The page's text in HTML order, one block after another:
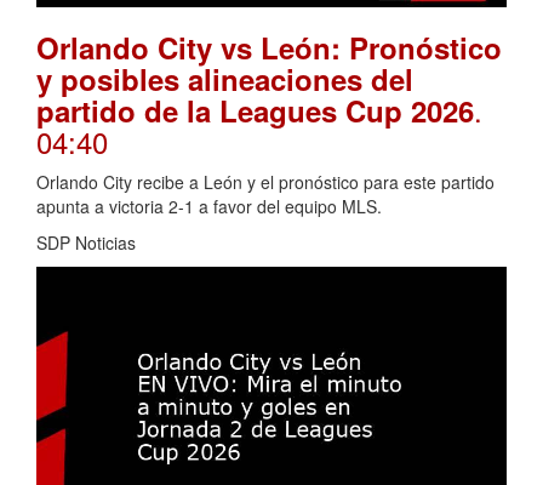
Orlando City vs León: Pronóstico
y posibles alineaciones del
partido de la Leagues Cup 2026.
04:40
Orlando City recibe a León y el pronóstico para este partido
apunta a victoria 2-1 a favor del equipo MLS.
SDP Noticias